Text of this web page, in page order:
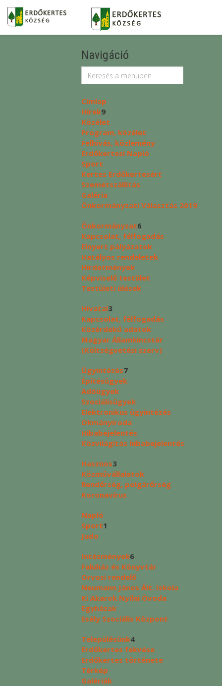
Navigáció
Címlap
Hírek9
Közélet
Program, közélet
Felhívás, közlemény
Erdőkertesi Napló
Sport
Kertes Erdőkertesért
Szemétszállítás
Galéria
Önkormányzati Választás 2019
Önkormányzat6
Kapcsolat, félfogadás
Elnyert pályázatok
Hatályos rendeletek
Hirdetmények
Képviselő testület
Testületi ülések
Hivatal3
Kapcsolat, félfogadás
Közérdekű adatok
Magyar Államkincstár
(Költségvetési szerv)
Ügyintézés7
Építésügyek
Adóügyek
Szociálisügyek
Elektronikus ügyintézés
Okmányiroda
Hibabejelentés
Közvilágítás hibabejelentés
Hasznos3
Közművállalatok
Rendőrség, polgárőrség
Koronavírus
Napló
Sport1
Judo
Intézmények6
Faluház és Könyvtár
Orvosi rendelő
Neumann János Ált. Iskola
Ki Akarok Nyílni Óvoda
Egyházak
Esély Szociális Központ
Településünk4
Erdőkertes fekvése
Erdőkertes története
Térkép
Galériák